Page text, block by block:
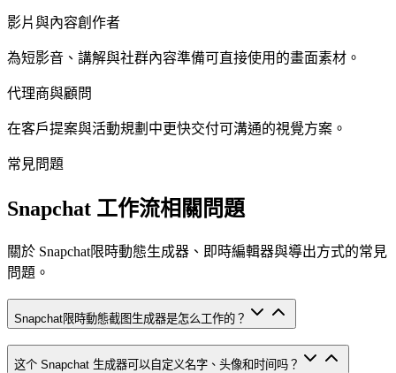
影片與內容創作者
為短影音、講解與社群內容準備可直接使用的畫面素材。
代理商與顧問
在客戶提案與活動規劃中更快交付可溝通的視覺方案。
常見問題
Snapchat 工作流相關問題
關於 Snapchat限時動態生成器、即時編輯器與導出方式的常見
問題。
Snapchat限時動態截图生成器是怎么工作的？
这个 Snapchat 生成器可以自定义名字、头像和时间吗？